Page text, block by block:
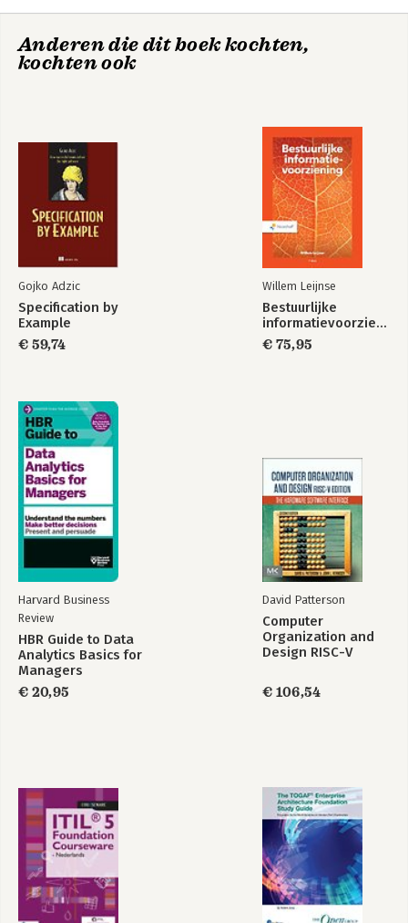
Lighting for Driving
Anderen die dit boek kochten,
kochten ook
Gojko Adzic
Specification by
Example
€ 59,74
Willem Leijnse
Bestuurlijke
informatievoorziening
€ 75,95
Harvard Business
Review
HBR Guide to Data
Analytics Basics for
Managers
€ 20,95
David Patterson
Computer
Organization and
Design RISC-V
€ 106,54